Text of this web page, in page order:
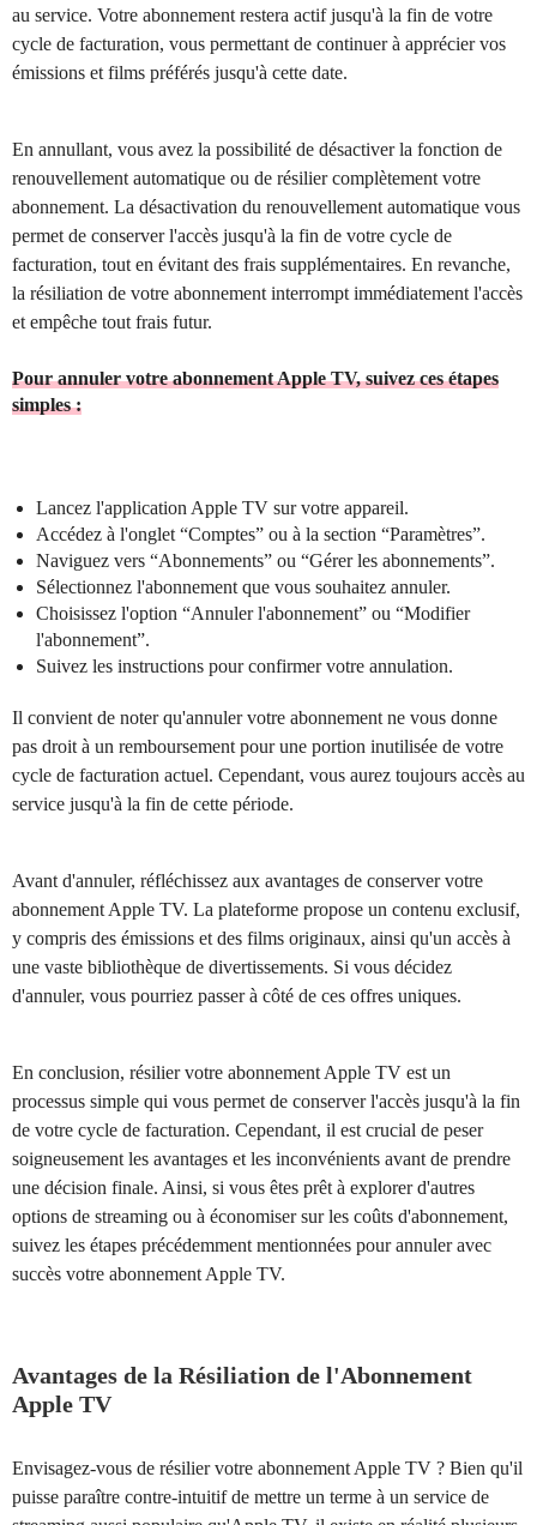
au service. Votre abonnement restera actif jusqu'à la fin de votre
cycle de facturation, vous permettant de continuer à apprécier vos
émissions et films préférés jusqu'à cette date.
En annullant, vous avez la possibilité de désactiver la fonction de
renouvellement automatique ou de résilier complètement votre
abonnement. La désactivation du renouvellement automatique vous
permet de conserver l'accès jusqu'à la fin de votre cycle de
facturation, tout en évitant des frais supplémentaires. En revanche,
la résiliation de votre abonnement interrompt immédiatement l'accès
et empêche tout frais futur.
Pour annuler votre abonnement Apple TV, suivez ces étapes
simples :
Lancez l'application Apple TV sur votre appareil.
Accédez à l'onglet “Comptes” ou à la section “Paramètres”.
Naviguez vers “Abonnements” ou “Gérer les abonnements”.
Sélectionnez l'abonnement que vous souhaitez annuler.
Choisissez l'option “Annuler l'abonnement” ou “Modifier
l'abonnement”.
Suivez les instructions pour confirmer votre annulation.
Il convient de noter qu'annuler votre abonnement ne vous donne
pas droit à un remboursement pour une portion inutilisée de votre
cycle de facturation actuel. Cependant, vous aurez toujours accès au
service jusqu'à la fin de cette période.
Avant d'annuler, réfléchissez aux avantages de conserver votre
abonnement Apple TV. La plateforme propose un contenu exclusif,
y compris des émissions et des films originaux, ainsi qu'un accès à
une vaste bibliothèque de divertissements. Si vous décidez
d'annuler, vous pourriez passer à côté de ces offres uniques.
En conclusion, résilier votre abonnement Apple TV est un
processus simple qui vous permet de conserver l'accès jusqu'à la fin
de votre cycle de facturation. Cependant, il est crucial de peser
soigneusement les avantages et les inconvénients avant de prendre
une décision finale. Ainsi, si vous êtes prêt à explorer d'autres
options de streaming ou à économiser sur les coûts d'abonnement,
suivez les étapes précédemment mentionnées pour annuler avec
succès votre abonnement Apple TV.
Avantages de la Résiliation de l'Abonnement
Apple TV
Envisagez-vous de résilier votre abonnement Apple TV ? Bien qu'il
puisse paraître contre-intuitif de mettre un terme à un service de